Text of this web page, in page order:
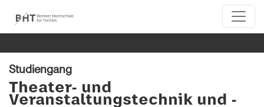
Studiengang
Theater- und
Veranstaltungstechnik und -